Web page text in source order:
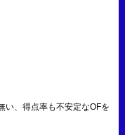
い、得点率も不安定なOFを